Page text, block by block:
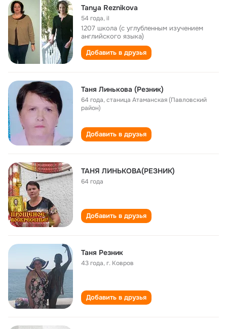
Tanya Reznikova
54 года,il
1207 школа (с углубленным изучением
английского языка)
Добавить в друзья
Таня Линькова (Резник)
64 года,станица Атаманская (Павловский
район)
Добавить в друзья
ТАНЯ ЛИНЬКОВА(РЕЗНИК)
64 года
Добавить в друзья
Таня Резник
43 года,г. Ковров
Добавить в друзья